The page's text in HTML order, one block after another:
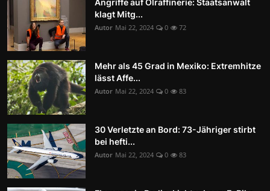
Angriffe auf Ölraffinerie: Staatsanwalt
klagt Mitg...
Autor Mai 22, 2024 0 72
Mehr als 45 Grad in Mexiko: Extremhitze
lässt Affe...
Autor Mai 22, 2024 0 83
30 Verletzte an Bord: 73-Jähriger stirbt
bei hefti...
Autor Mai 22, 2024 0 83